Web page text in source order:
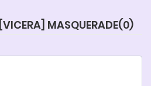
MASQUERADE(0)